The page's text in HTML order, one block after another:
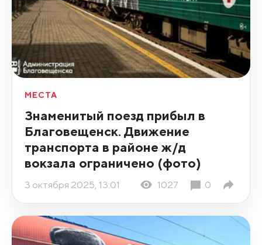
МЕСТА
Знаменитый поезд прибыл в
Благовещенск. Движение
транспорта в районе ж/д
вокзала ограничено (фото)
3 октября 2025, 13:01 1027 0